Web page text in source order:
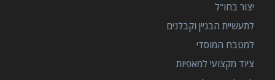
יצור בחו"ל
לתעשיית הבניין וקבלנים
למטבח המוסדי
ציוד מקצועי למאפיות